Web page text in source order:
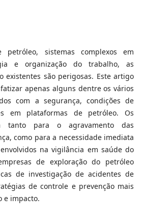
petróleo, sistemas complexos em
e organização do trabalho, as
existentes são perigosas. Este artigo
apenas alguns dentre os vários
com a segurança, condições de
em plataformas de petróleo. Os
tanto para o agravamento das
como para a necessidade imediata
na vigilância em saúde do
de exploração do petróleo
de investigação de acidentes de
de controle e prevenção mais
e impacto.